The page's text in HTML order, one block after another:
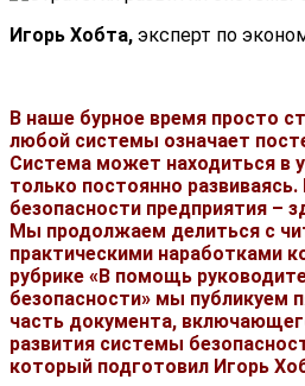
Игорь Хобта, эксперт по
В наше бурное время просто
любой системы означает
Система может находиться в
только постоянно
безопасности предприятия –
Мы продолжаем делиться с
практическими наработками
рубрике «В помощь
безопасности» мы
часть документа,
развития системы
который подготовил Игорь